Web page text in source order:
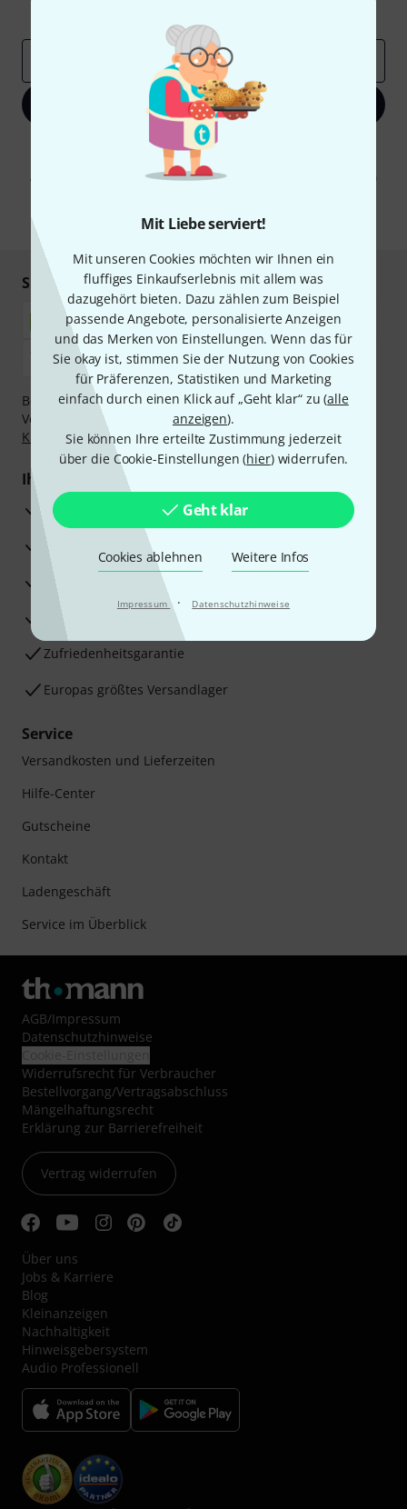
Mit Liebe serviert!
Mit unseren Cookies möchten wir Ihnen ein
fluffiges Einkaufserlebnis mit allem was
dazugehört bieten. Dazu zählen zum Beispiel
passende Angebote, personalisierte Anzeigen
und das Merken von Einstellungen. Wenn das für
Sie okay ist, stimmen Sie der Nutzung von Cookies
für Präferenzen, Statistiken und Marketing
einfach durch einen Klick auf „Geht klar“ zu (alle
anzeigen).
Sie können Ihre erteilte Zustimmung jederzeit
über die Cookie-Einstellungen (hier) widerrufen.
Geht klar
Cookies ablehnen Weitere Infos
Impressum · Datenschutzhinweise
Jetzt anmelden
Mit Klick auf „Jetzt anmelden“ stimmen Sie dem Erhalt von E-Mail-
Werbung und einer Messung des E-Mail-Nutzungsverhaltens zu. Die
Abmeldung ist jederzeit möglich. Weitere Informationen finden Sie in
* Pflichtfeld
Sicher einkaufen & bezahlen
Bezahlen Sie vertraulich und sicher per Nachnahme,
Vorkasse, PayPal, Amazon Pay,Klarna Sofort bezahlen
Klarna Ratenzahlungoder Kreditkarte.
Ihre Vorteile
3 Jahre Thomann Garantie
30 Tage Money-Back-Garantie
Beratung durch Fachexperten
Zufriedenheitsgarantie
Europas größtes Versandlager
Service
Versandkosten und Lieferzeiten
Hilfe-Center
Gutscheine
Kontakt
Ladengeschäft
Service im Überblick
AGB/Impressum
Datenschutzhinweise
Widerrufsrecht für Verbraucher
Bestellvorgang/Vertragsabschluss
Mängelhaftungsrecht
Erklärung zur Barrierefreiheit
Vertrag widerrufen
Über uns
Jobs & Karriere
Blog
Kleinanzeigen
Nachhaltigkeit
Hinweisgebersystem
Audio Professionell